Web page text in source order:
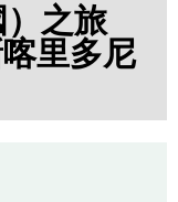
之旅
里多尼